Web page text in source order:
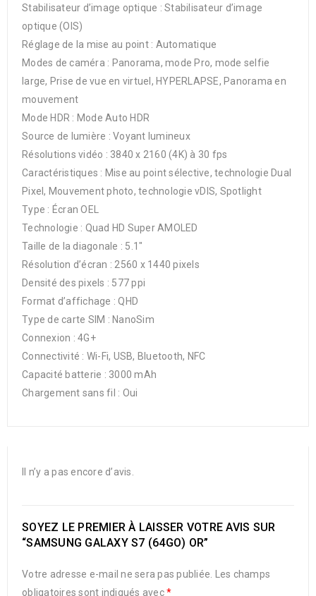
Stabilisateur d’image optique : Stabilisateur d’image
optique (OIS)
Réglage de la mise au point : Automatique
Modes de caméra : Panorama, mode Pro, mode selfie
large, Prise de vue en virtuel, HYPERLAPSE, Panorama en
mouvement
Mode HDR : Mode Auto HDR
Source de lumière : Voyant lumineux
Résolutions vidéo : 3840 x 2160 (4K) à 30 fps
Caractéristiques : Mise au point sélective, technologie Dual
Pixel, Mouvement photo, technologie vDIS, Spotlight
Type : Écran OEL
Technologie : Quad HD Super AMOLED
Taille de la diagonale : 5.1″
Résolution d’écran : 2560 x 1440 pixels
Densité des pixels : 577 ppi
Format d’affichage : QHD
Type de carte SIM : NanoSim
Connexion : 4G+
Connectivité : Wi-Fi, USB, Bluetooth, NFC
Capacité batterie : 3000 mAh
Chargement sans fil : Oui
Il n’y a pas encore d’avis.
SOYEZ LE PREMIER À LAISSER VOTRE AVIS SUR
“SAMSUNG GALAXY S7 (64GO) OR”
Votre adresse e-mail ne sera pas publiée.
Les champs
obligatoires sont indiqués avec*